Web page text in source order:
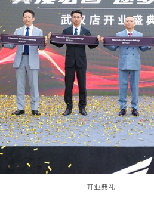
开业典礼